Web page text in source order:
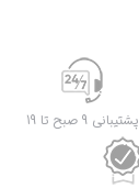
پشتیبانی 9 صبح تا 19